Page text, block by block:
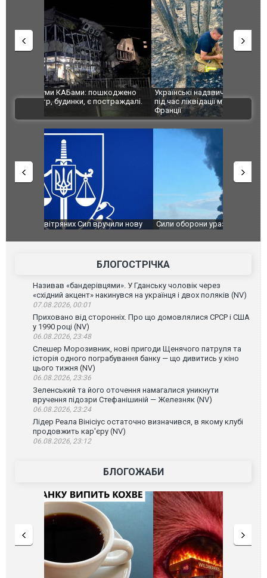
Українські надзвичайники врятували козуленя
під час ліквідації масштабної лісової пожежі у
СБУ за
Болгарії
ВІДЕО
Сили оборони уразили Ярославський НПЗ:
атаку. ВІДЕО
Неймар
БЛОГОСТРІЧКА
Називав «бандерівцями». У Гданську чоловік через
«східний акцент» накинувся на українця і двох поляків (NV)
07.08.2026, 00:01
Приховано від сторонніх. Про що домовлялися СРСР і США
у 1990 році (NV)
06.08.2026, 23:48
Слешер Морозивник, нові пригоди Щенячого патруля та
історія одного пограбування банку — що дивитись у кіно
цього тижня (NV)
06.08.2026, 23:36
Зеленський та його оточення намагалися уникнути
вручення підозри Стефанішиній — Железняк (NV)
06.08.2026, 23:24
Лідер Реала Вінісіус остаточно визначився, в якому клубі
продовжить кар'єру (NV)
06.08.2026, 23:12
БЛОГОЖАБИ